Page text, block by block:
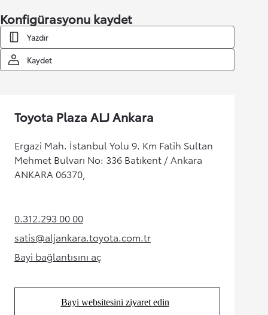
Konfigürasyonu kaydet
Yazdır
Kaydet
Toyota Plaza ALJ Ankara
Ergazi Mah. İstanbul Yolu 9. Km Fatih Sultan
Mehmet Bulvarı No: 336 Batıkent / Ankara
ANKARA 06370,
0.312.293 00 00(Opens in new tab)
satis@aljankara.toyota.com.tr
(Opens in new tab)
Bayi bağlantısını aç
(Opens in new tab)
Bayi websitesini ziyaret edin
(Opens in new tab)